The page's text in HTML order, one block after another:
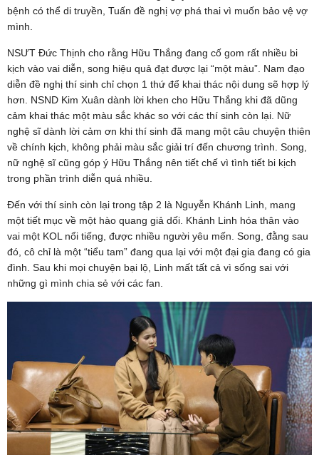
bệnh có thể di truyền, Tuấn đề nghị vợ phá thai vì muốn bảo vệ vợ
mình.
NSƯT Đức Thịnh cho rằng Hữu Thắng đang cố gom rất nhiều bi
kịch vào vai diễn, song hiệu quả đạt được lại “một màu”. Nam đạo
diễn đề nghị thí sinh chỉ chọn 1 thứ để khai thác nội dung sẽ hợp lý
hơn. NSND Kim Xuân dành lời khen cho Hữu Thắng khi đã dũng
cảm khai thác một màu sắc khác so với các thí sinh còn lại. Nữ
nghệ sĩ dành lời cảm ơn khi thí sinh đã mang một câu chuyện thiên
về chính kịch, không phải màu sắc giải trí đến chương trình. Song,
nữ nghệ sĩ cũng góp ý Hữu Thắng nên tiết chế vì tình tiết bi kịch
trong phần trình diễn quá nhiều.
Đến với thí sinh còn lại trong tập 2 là Nguyễn Khánh Linh, mang
một tiết mục về một hào quang giả dối. Khánh Linh hóa thân vào
vai một KOL nổi tiếng, được nhiều người yêu mến. Song, đằng sau
đó, cô chỉ là một “tiểu tam” đang qua lại với một đại gia đang có gia
đình. Sau khi mọi chuyện bại lộ, Linh mất tất cả vì sống sai với
những gì mình chia sẻ với các fan.